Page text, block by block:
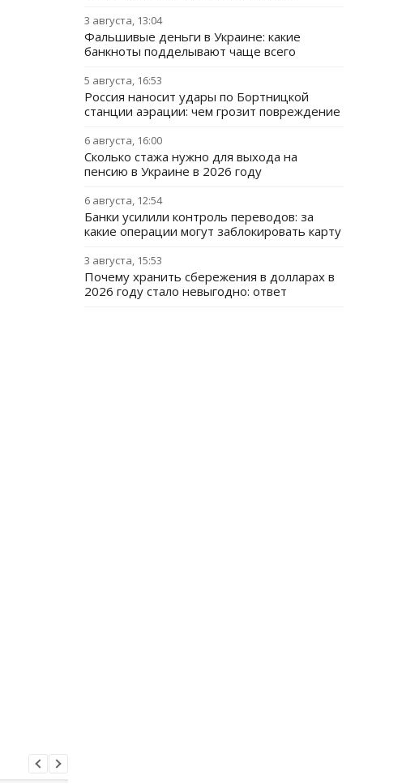
3 августа, 13:04
Фальшивые деньги в Украине: какие
банкноты подделывают чаще всего
5 августа, 16:53
Россия наносит удары по Бортницкой
станции аэрации: чем грозит повреждение
6 августа, 16:00
Сколько стажа нужно для выхода на
пенсию в Украине в 2026 году
6 августа, 12:54
Банки усилили контроль переводов: за
какие операции могут заблокировать карту
3 августа, 15:53
Почему хранить сбережения в долларах в
2026 году стало невыгодно: ответ